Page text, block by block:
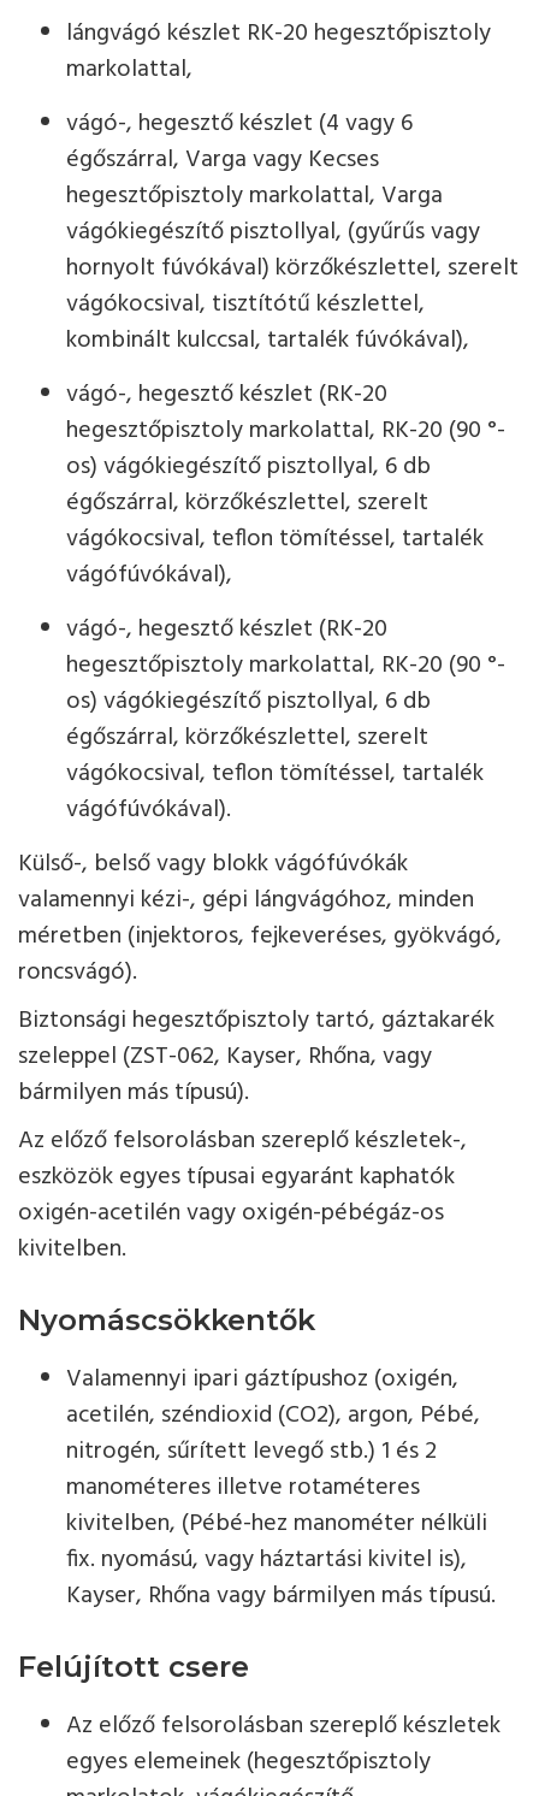
lángvágó készlet RK-20 hegesztőpisztoly
markolattal,
vágó-, hegesztő készlet (4 vagy 6
égőszárral, Varga vagy Kecses
hegesztőpisztoly markolattal, Varga
vágókiegészítő pisztollyal, (gyűrűs vagy
hornyolt fúvókával) körzőkészlettel, szerelt
vágókocsival, tisztítótű készlettel,
kombinált kulccsal, tartalék fúvókával),
vágó-, hegesztő készlet (RK-20
hegesztőpisztoly markolattal, RK-20 (90 °-
os) vágókiegészítő pisztollyal, 6 db
égőszárral, körzőkészlettel, szerelt
vágókocsival, teflon tömítéssel, tartalék
vágófúvókával),
vágó-, hegesztő készlet (RK-20
hegesztőpisztoly markolattal, RK-20 (90 °-
os) vágókiegészítő pisztollyal, 6 db
égőszárral, körzőkészlettel, szerelt
vágókocsival, teflon tömítéssel, tartalék
vágófúvókával).
Külső-, belső vagy blokk vágófúvókák
valamennyi kézi-, gépi lángvágóhoz, minden
méretben (injektoros, fejkeveréses, gyökvágó,
roncsvágó).
Biztonsági hegesztőpisztoly tartó, gáztakarék
szeleppel (ZST-062, Kayser, Rhőna, vagy
bármilyen más típusú).
Az előző felsorolásban szereplő készletek-,
eszközök egyes típusai egyaránt kaphatók
oxigén-acetilén vagy oxigén-pébégáz-os
kivitelben.
Nyomáscsökkentők
Valamennyi ipari gáztípushoz (oxigén,
acetilén, széndioxid (CO2), argon, Pébé,
nitrogén, sűrített levegő stb.) 1 és 2
manométeres illetve rotaméteres
kivitelben, (Pébé-hez manométer nélküli
fix. nyomású, vagy háztartási kivitel is),
Kayser, Rhőna vagy bármilyen más típusú.
Felújított csere
Az előző felsorolásban szereplő készletek
egyes elemeinek (hegesztőpisztoly